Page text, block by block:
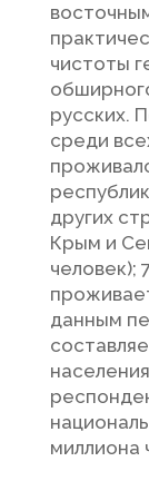
чистоты
русских.
среди
других
Крым и
человек);
данным
миллиона